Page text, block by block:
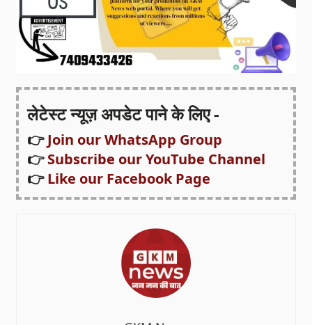
लेटेस्ट न्यूज़ अपडेट पाने के लिए -
👉Join our WhatsApp Group
👉Subscribe our YouTube Channel
👉Like our Facebook Page